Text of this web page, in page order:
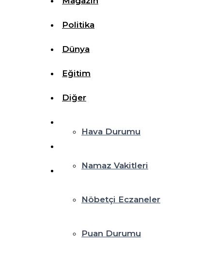
Politika
Dünya
Eğitim
Diğer
Hava Durumu
Namaz Vakitleri
Nöbetçi Eczaneler
Puan Durumu